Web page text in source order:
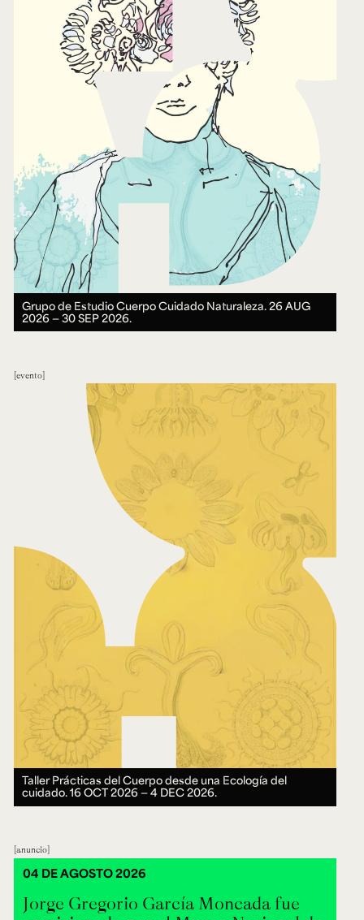
Grupo de Estudio Cuerpo Cuidado Naturaleza.26 AUG
2026 ― 30 SEP 2026.
evento
Taller Prácticas del Cuerpo desde una Ecología del
cuidado.16 OCT 2026 ― 4 DEC 2026.
anuncio
Jorge Gregorio García Moncada fue
04 DE AGOSTO 2026